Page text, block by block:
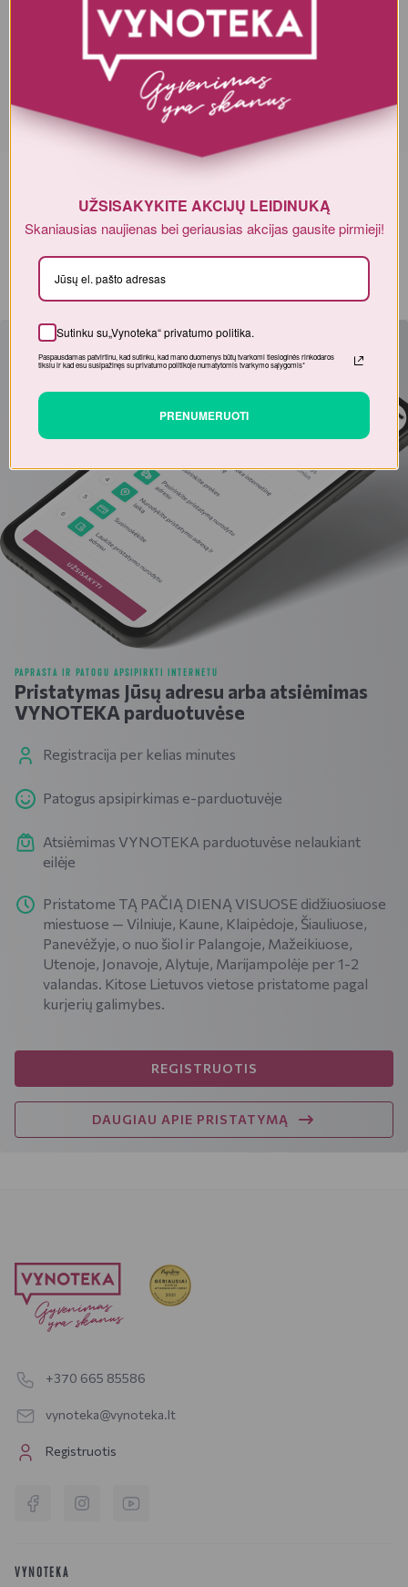
informacijai, nurodomai ant produkto pakuotės. Ant produkto
pakuotės nurodoma informacija yra išsamesnė ir gali šiek tiek skirtis
prekių aprašymuose. Visada rekomenduojame perskaityti ir
vadovautis informacija, esančia ant prekės pakuotės. Akcijinių prekių
kiekis yra ribotas.
Dėmesio!Alkoholinius gėrimus gali įsigyti tik asmenys,
kuriems yrane mažiau kaip 20 metų.
PAPRASTA IR PATOGU APSIPIRKTI INTERNETU
Pristatymas Jūsų adresu arba atsiėmimas
VYNOTEKA parduotuvėse
Registracija per kelias minutes
Patogus apsipirkimas e-parduotuvėje
Atsiėmimas VYNOTEKA parduotuvėse nelaukiant
eilėje
Pristatome TĄ PAČIĄ DIENĄ VISUOSE didžiuosiuose
miestuose — Vilniuje, Kaune, Klaipėdoje, Šiauliuose,
Panevėžyje, o nuo šiol ir Palangoje, Mažeikiuose,
Utenoje, Jonavoje, Alytuje, Marijampolėje per 1-2
valandas. Kitose Lietuvos vietose pristatome pagal
kurjerių galimybes.
REGISTRUOTIS
DAUGIAU APIE PRISTATYMĄ
+370 665 85586
vynoteka@vynoteka.lt
Registruotis
VYNOTEKA
UŽSISAKYKITE AKCIJŲ LEIDINUKĄ
Skaniausias naujienas bei geriausias akcijas gausite
pirmieji!
Sutinku su„Vynoteka“privatumo politika
Paspausdamas patvirtinu, kad sutinku, kad mano duomenys būtų tvarkomi tiesioginės
rinkodaros tikslu ir kad esu susipažinęs su privatumo politikoje numatytomis tvarkymo